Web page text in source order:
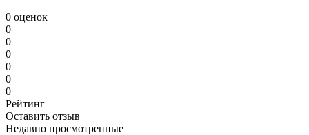
0 оценок
0
0
0
0
0
0
Рейтинг
Оставить отзыв
Недавно просмотренные